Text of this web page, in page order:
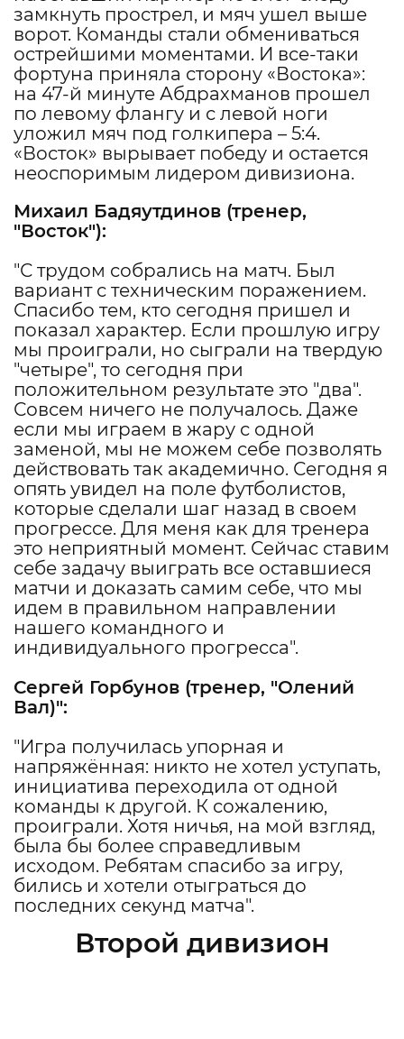
замкнуть прострел, и мяч ушел выше
ворот. Команды стали обмениваться
острейшими моментами. И все-таки
фортуна приняла сторону «Востока»:
на 47-й минуте Абдрахманов прошел
по левому флангу и с левой ноги
уложил мяч под голкипера – 5:4.
«Восток» вырывает победу и остается
неоспоримым лидером дивизиона.
Михаил Бадяутдинов (тренер,
"Восток"):
"С трудом собрались на матч. Был
вариант с техническим поражением.
Спасибо тем, кто сегодня пришел и
показал характер. Если прошлую игру
мы проиграли, но сыграли на твердую
"четыре", то сегодня при
положительном результате это "два".
Совсем ничего не получалось. Даже
если мы играем в жару с одной
заменой, мы не можем себе позволять
действовать так академично. Сегодня я
опять увидел на поле футболистов,
которые сделали шаг назад в своем
прогрессе. Для меня как для тренера
это неприятный момент. Сейчас ставим
себе задачу выиграть все оставшиеся
матчи и доказать самим себе, что мы
идем в правильном направлении
нашего командного и
индивидуального прогресса".
Сергей Горбунов (тренер, "Олений
Вал)":
"Игра получилась упорная и
напряжённая: никто не хотел уступать,
инициатива переходила от одной
команды к другой. К сожалению,
проиграли. Хотя ничья, на мой взгляд,
была бы более справедливым
исходом. Ребятам спасибо за игру,
бились и хотели отыграться до
последних секунд матча".
Второй дивизион